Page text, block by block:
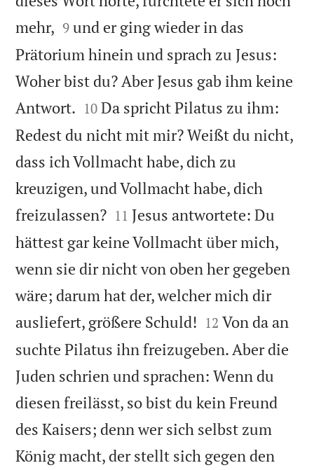
mehr, 

9 und er ging wieder in das
Prätorium hinein und sprach zu Jesus:
Woher bist du? Aber Jesus gab ihm keine
Antwort. 

10 Da spricht Pilatus zu ihm:
Redest du nicht mit mir? Weißt du nicht,
dass ich Vollmacht habe, dich zu
kreuzigen, und Vollmacht habe, dich
freizulassen?
11 Jesus antwortete: Du
hättest gar keine Vollmacht über mich,
wenn sie dir nicht von oben her gegeben
wäre; darum hat der, welcher mich dir
ausliefert, größere Schuld! 

12 Von da an
suchte Pilatus ihn freizugeben. Aber die
Juden schrien und sprachen: Wenn du
diesen freilässt, so bist du kein Freund
des Kaisers; denn wer sich selbst zum
König macht, der stellt sich gegen den